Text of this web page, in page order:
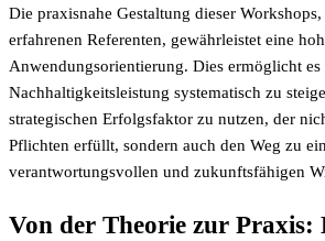
Die praxisnahe Gestaltung dieser
erfahrenen Referenten, gewährleistet eine
Anwendungsorientierung. Dies ermöglicht
Nachhaltigkeitsleistung systematisch zu
strategischen Erfolgsfaktor zu nutzen, der
Pflichten erfüllt, sondern auch den Weg zu
verantwortungsvollen und zukunftsfähigen
Von der Theorie zur Praxis: